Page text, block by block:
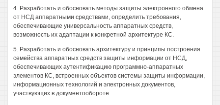
4. Разработать и обосновать методы защиты электронного обмена
от НСД аппаратными средствами, определить требования,
обеспечивающие универсальность аппаратных средств,
возможность их адаптации к конкретной архитектуре КС.
5. Разработать и обосновать архитектуру и принципы построения
семейства аппаратных средств защиты информации от НСД,
обеспечивающих аутентификацию программно-аппаратных
элементов КС, встроенных объектов системы защиты информации,
информационных технологий и электронных документов,
участвующих в документообороте.